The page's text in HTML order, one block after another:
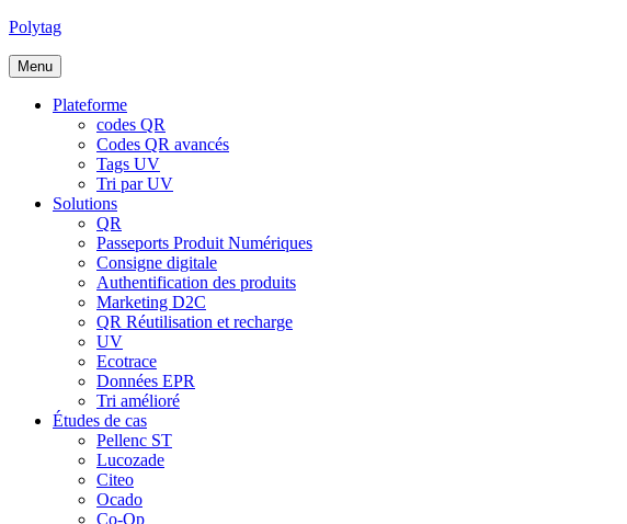
Polytag
Menu
Plateforme
codes QR
Codes QR avancés
Tags UV
Tri par UV
Solutions
QR
Passeports Produit Numériques
Consigne digitale
Authentification des produits
Marketing D2C
QR Réutilisation et recharge
UV
Ecotrace
Données EPR
Tri amélioré
Études de cas
Pellenc ST
Lucozade
Citeo
Ocado
Co-Op